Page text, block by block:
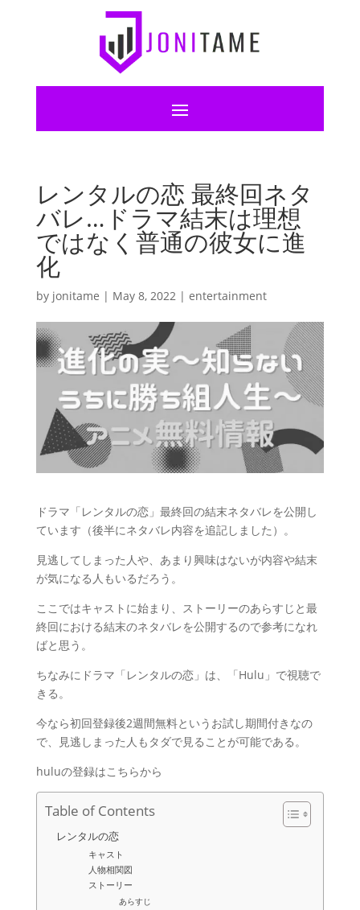
レンタルの恋 最終回ネタ
バレ…ドラマ結末は理想
ではなく普通の彼女に進
化
by jonitame | May 8, 2022| entertainment
ドラマ「レンタルの恋」最終回の結末ネタバレを公開し
ています（後半にネタバレ内容を追記しました）。
見逃してしまった人や、あまり興味はないが内容や結末
が気になる人もいるだろう。
ここではキャストに始まり、ストーリーのあらすじと最
終回における結末のネタバレを公開するので参考になれ
ばと思う。
ちなみにドラマ「レンタルの恋」は、「Hulu」で視聴で
きる。
今なら初回登録後2週間無料というお試し期間付きなの
で、見逃しまった人もタダで見ることが可能である。
huluの登録はこちらから
Table of Contents
レンタルの恋
キャスト
人物相関図
ストーリー
あらすじ